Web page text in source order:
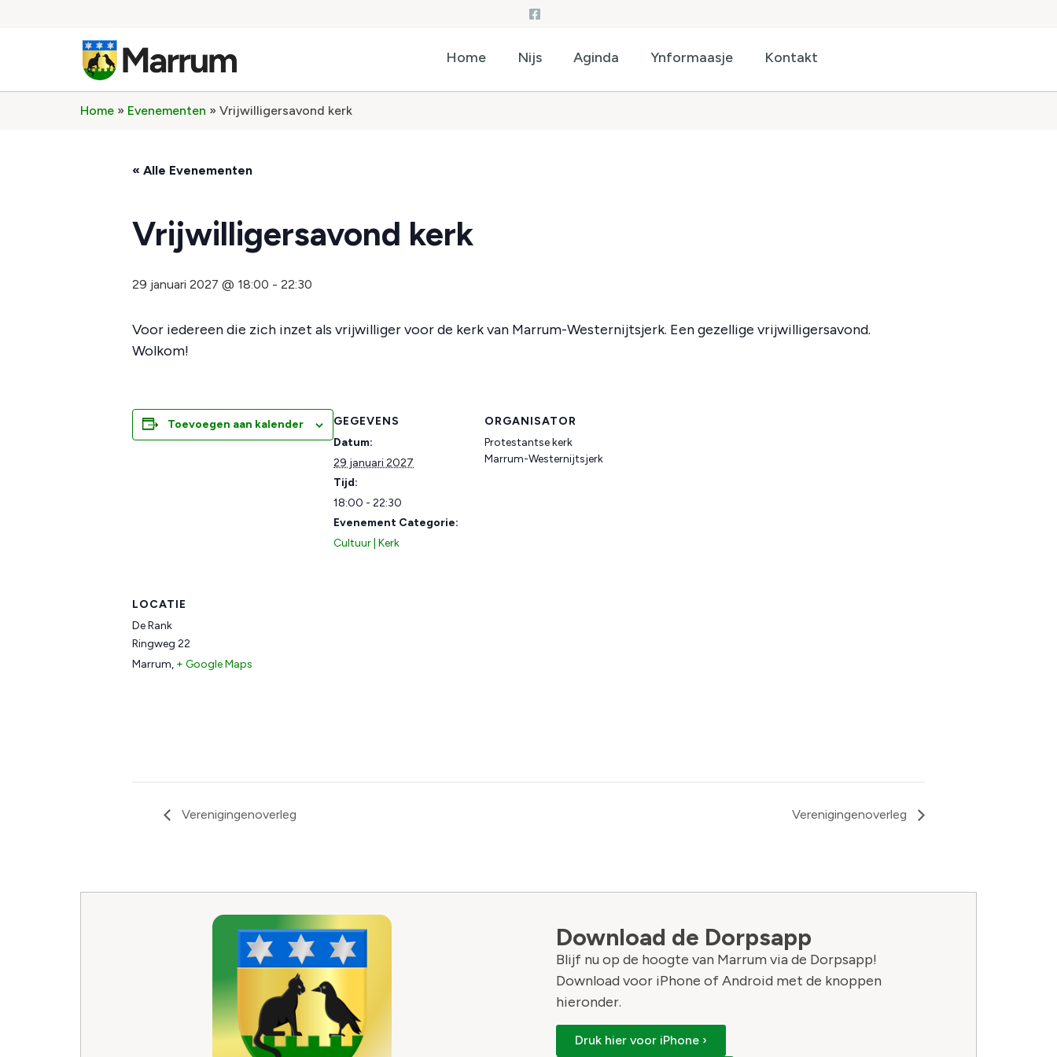
Home Nijs Aginda Ynformaasje Kontakt
Home » Evenementen » Vrijwilligersavond kerk
« Alle Evenementen
Vrijwilligersavond kerk
29 januari 2027 @ 18:00 - 22:30
Voor iedereen die zich inzet als vrijwilliger voor de kerk van Marrum-Westernijtsjerk. Een gezellige vrijwilligersavond.
Wolkom!
Toevoegen aan kalender
GEGEVENS
Datum:
29 januari 2027
Tijd:
18:00 - 22:30
Evenement Categorie:
Cultuur | Kerk
ORGANISATOR
Protestantse kerk
Marrum-Westernijtsjerk
LOCATIE
De Rank
Ringweg 22
Marrum, + Google Maps
Verenigingenoverleg Verenigingenoverleg
Download de Dorpsapp
Blijf nu op de hoogte van Marrum via de Dorpsapp!
Download voor iPhone of Android met de knoppen
hieronder.
Druk hier voor iPhone ›